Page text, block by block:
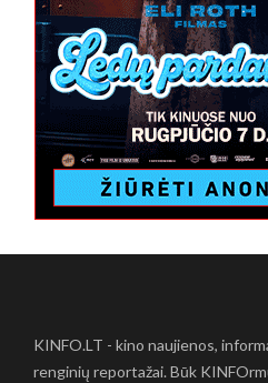
KINFO.LT - kino naujienos,
renginių reportažai. Būk